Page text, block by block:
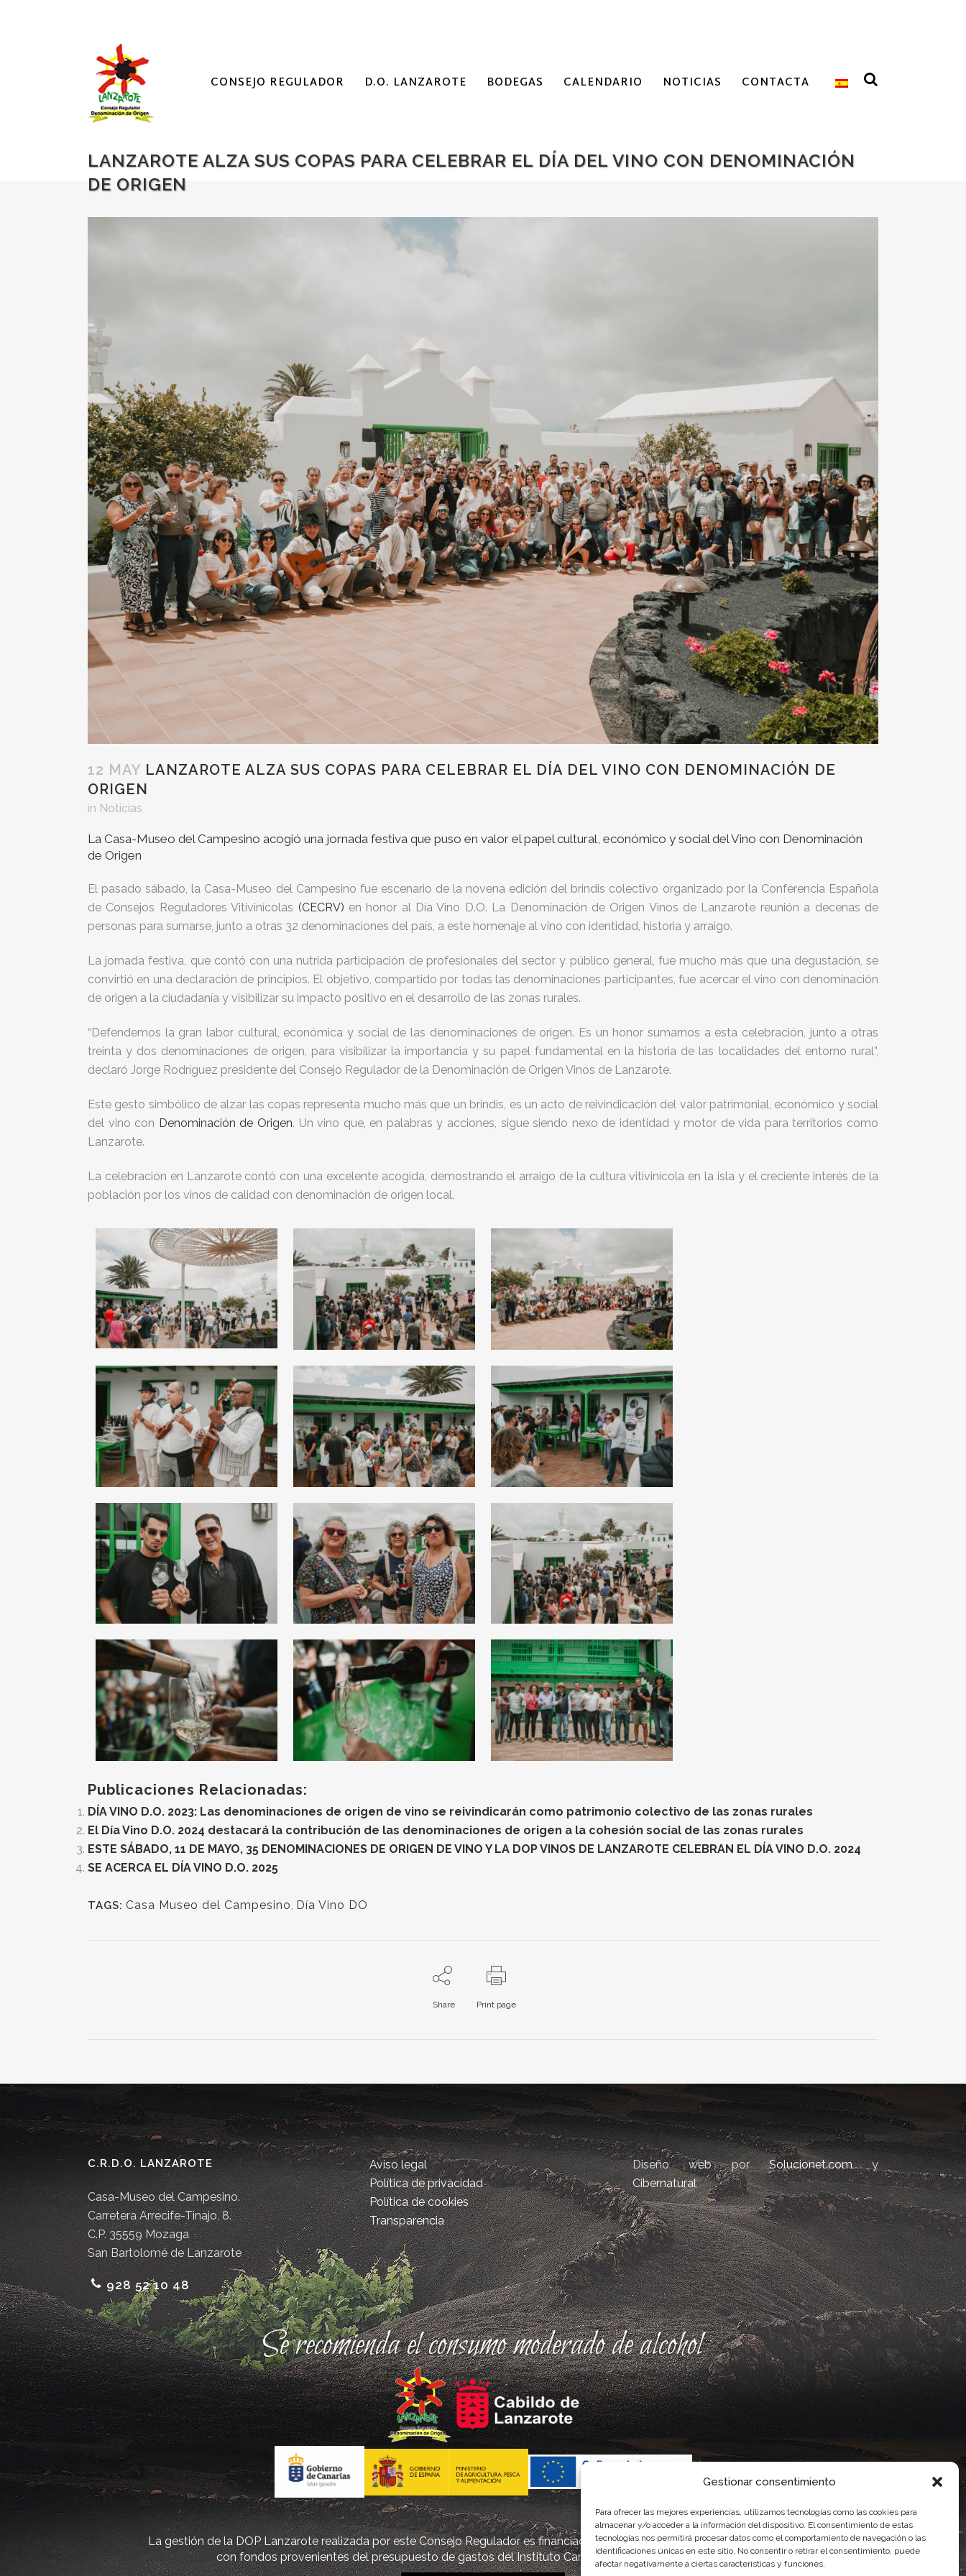
Gestionar consentimiento
Para ofrecer las mejores experiencias, utilizamos tecnologías como las cookies para
almacenar y/o acceder a la información del dispositivo. El consentimiento de estas
tecnologías nos permitirá procesar datos como el comportamiento de navegación o las
identificaciones únicas en este sitio. No consentir o retirar el consentimiento, puede
afectar negativamente a ciertas características y funciones.
CONSEJO REGULADOR D.O. LANZAROTE BODEGAS CALENDARIO NOTICIAS CONTACTA
LANZAROTE ALZA SUS COPAS PARA CELEBRAR EL DÍA DEL VINO CON DENOMINACIÓN
DE ORIGEN
12 MAY LANZAROTE ALZA SUS COPAS PARA CELEBRAR EL DÍA DEL VINO CON DENOMINACIÓN DE
ORIGEN
in Noticias
La Casa-Museo del Campesino acogió una jornada festiva que puso en valor el papel cultural, económico y social del Vino con Denominación
de Origen
El pasado sábado, la Casa-Museo del Campesino fue escenario de la novena edición del brindis colectivo organizado por la Conferencia Española
de Consejos Reguladores Vitivinícolas (CECRV) en honor al Día Vino D.O. La Denominación de Origen Vinos de Lanzarote reunión a decenas de
personas para sumarse, junto a otras 32 denominaciones del país, a este homenaje al vino con identidad, historia y arraigo.
La jornada festiva, que contó con una nutrida participación de profesionales del sector y público general, fue mucho más que una degustación, se
convirtió en una declaración de principios. El objetivo, compartido por todas las denominaciones participantes, fue acercar el vino con denominación
de origen a la ciudadanía y visibilizar su impacto positivo en el desarrollo de las zonas rurales.
“Defendemos la gran labor cultural, económica y social de las denominaciones de origen. Es un honor sumarnos a esta celebración, junto a otras
treinta y dos denominaciones de origen, para visibilizar la importancia y su papel fundamental en la historia de las localidades del entorno rural”,
declaró Jorge Rodríguez presidente del Consejo Regulador de la Denominación de Origen Vinos de Lanzarote.
Este gesto simbólico de alzar las copas representa mucho más que un brindis, es un acto de reivindicación del valor patrimonial, económico y social
del vino con Denominación de Origen. Un vino que, en palabras y acciones, sigue siendo nexo de identidad y motor de vida para territorios como
Lanzarote.
La celebración en Lanzarote contó con una excelente acogida, demostrando el arraigo de la cultura vitivinícola en la isla y el creciente interés de la
población por los vinos de calidad con denominación de origen local.
Publicaciones Relacionadas:
DÍA VINO D.O. 2023: Las denominaciones de origen de vino se reivindicarán como patrimonio colectivo de las zonas rurales
El Día Vino D.O. 2024 destacará la contribución de las denominaciones de origen a la cohesión social de las zonas rurales
ESTE SÁBADO, 11 DE MAYO, 35 DENOMINACIONES DE ORIGEN DE VINO Y LA DOP VINOS DE LANZAROTE CELEBRAN EL DÍA VINO D.O. 2024
SE ACERCA EL DÍA VINO D.O. 2025
TAGS: Casa Museo del Campesino, Día Vino DO
Share Print page
C.R.D.O. LANZAROTE
Casa-Museo del Campesino.
Carretera Arrecife-Tinajo, 8.
C.P. 35559 Mozaga
San Bartolomé de Lanzarote
928 52 10 48
Aviso legal
Política de privacidad
Política de cookies
Transparencia
Diseño web porSolucionet.comy
Cibernatural
Se recomienda el consumo moderado de alcohol
La gestión de la DOP Lanzarote realizada por este Consejo Regulador es financiada, parcialmente, por el Gobierno de Canarias
con fondos provenientes del presupuesto de gastos del Instituto Canario de Calidad Agroalimentaria